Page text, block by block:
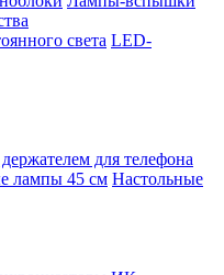
света LED-
для телефона
лампы 45 см Настольные